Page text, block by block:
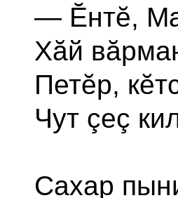
— Ĕнтĕ,
Хăй
Петĕр,
Чут çеç
Сахар